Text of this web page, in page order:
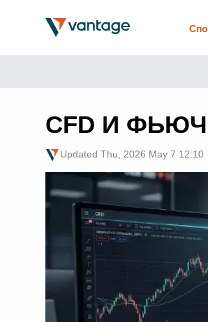
CFD И
Updated Thu, 2026 May 7 12:10